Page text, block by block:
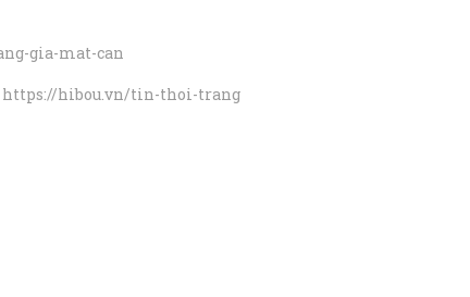
gia-mat-can
https://hibou.vn/tin-thoi-trang